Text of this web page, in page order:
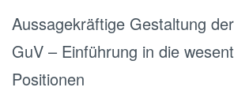
Aussagekräftige Gestaltung
GuV – Einführung in die
Positionen